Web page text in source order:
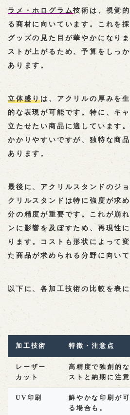
ラメ・ホログラム技術は、視覚
る商材に向いています。これを
グッズの見た目が華やかになり
ストが上がるため、予算をしっ
あります。
立体盛りは、アクリルの厚みを
的な表現が可能です。特に、キ
立たせたい商品に適しています
かかりやすいですが、独特な商
あります。
最後に、 アクリルスタンドのジ
クリルスタンドは特に強度が求
分の精度が重要です。これが崩
ンに影響を及ぼすため、再現性
ります。コストも形状によって
た商品が求められる分野に向いて
以下に、各加工技術の比較を表
加工技術 特徴・注意点
レーザー
カット
高精度で独創的
ストと納期に注意
UV印刷
鮮やかな印刷が
る場合も。